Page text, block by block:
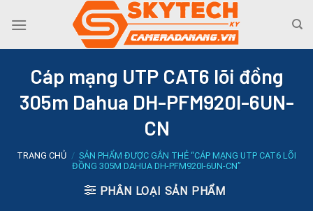
Cáp mạng UTP CAT6 lõi đồng
305m Dahua DH-PFM920I-6UN-
CN
TRANG CHỦ / SẢN PHẨM ĐƯỢC GẮN THẺ “CÁP MẠNG UTP CAT6 LÕI
ĐỒNG 305M DAHUA DH-PFM920I-6UN-CN”
PHÂN LOẠI SẢN PHẨM